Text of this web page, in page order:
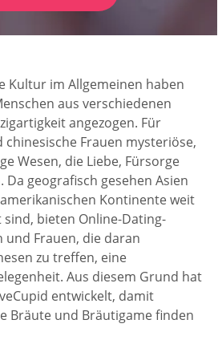
Kultur im Allgemeinen haben
aus verschiedenen
angezogen. Für
Frauen mysteriöse,
Wesen, die Liebe, Fürsorge
geografisch gesehen Asien
Kontinente weit
bieten Online-Dating-
Frauen, die daran
zu treffen, eine
Aus diesem Grund hat
entwickelt, damit
Bräute und Bräutigame finden